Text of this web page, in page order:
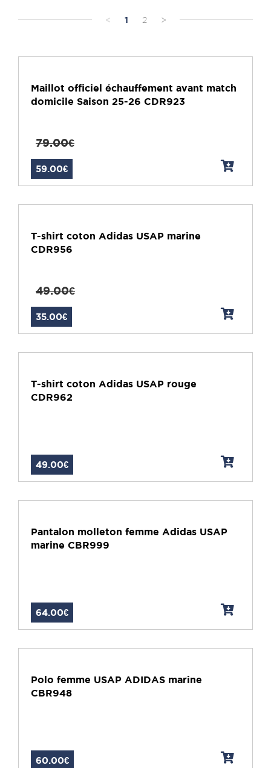
< 1 2 >
Maillot officiel échauffement avant match
domicile Saison 25-26 CDR923
59.00€
79.00€
T-shirt coton Adidas USAP marine
CDR956
35.00€
49.00€
T-shirt coton Adidas USAP rouge
CDR962
49.00€
Pantalon molleton femme Adidas USAP
marine CBR999
64.00€
Polo femme USAP ADIDAS marine
CBR948
60.00€